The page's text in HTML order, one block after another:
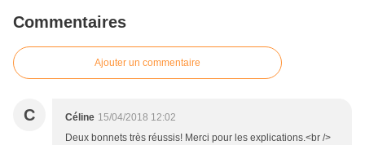
Commentaires
Ajouter un commentaire
C Céline 15/04/2018 12:02
Deux bonnets très réussis! Merci pour les explications.<br />